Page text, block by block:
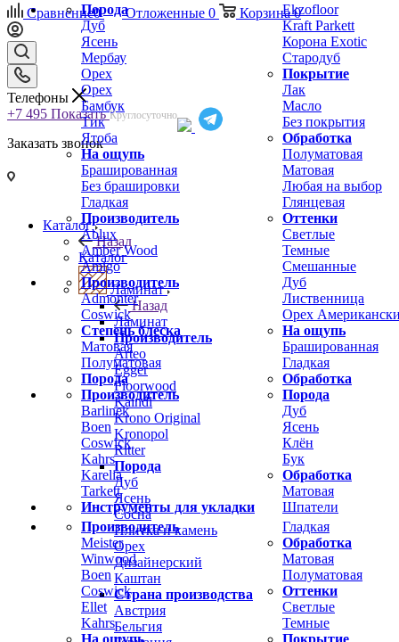
Порода
Дуб
Ясень
Мербау
Орех
Орех
Бамбук
Тик
Ятоба
На ощупь
Брашированная
Без брашировки
Гладкая
Производитель
Ablux
Amber Wood
Amigo
Ekzofloor
Kraft Parkett
Корона Exotic
Стародуб
Покрытие
Лак
Масло
Без покрытия
Обработка
Полуматовая
Матовая
Любая на выбор
Глянцевая
Оттенки
Светлые
Темные
Смешанные
Производитель
Admonter
Coswick
Степень блеска
Матовая
Полуматовая
Порода
Дуб
Лиственница
Орех
На ощупь
Брашированная
Гладкая
Обработка
Производитель
Barlinek
Boen
Coswick
Kahrs
Karelia
Tarkett
Порода
Дуб
Ясень
Клён
Бук
Обработка
Матовая
Инструменты для укладки
Шпатели
Производитель
Meister
Winwood
Boen
Coswick
Ellet
Kahrs
На ощупь
Гладкая
Обработка
Матовая
Полуматовая
Оттенки
Светлые
Темные
Покрытие
Сравнение0 Отложенные 0 Корзина 0
Телефоны
+7 495 Показать Круглосуточно
Заказать звонок
Каталог
Назад
Каталог
Ламинат
Назад
Ламинат
Производитель
Arteo
Egger
Floorwood
Kaindl
Krono Original
Kronopol
Ritter
Порода
Дуб
Ясень
Сосна
Плитка и камень
Орех
Дизайнерский
Каштан
Страна производства
Австрия
Бельгия